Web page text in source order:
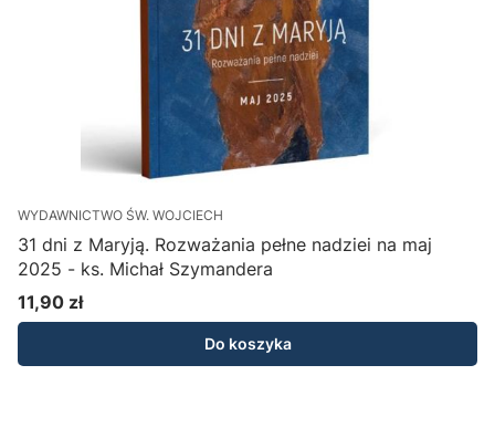
WYDAWNICTWO ŚW. WOJCIECH
31 dni z Maryją. Rozważania pełne nadziei na maj
2025 - ks. Michał Szymandera
Cena
11,90 zł
Do koszyka